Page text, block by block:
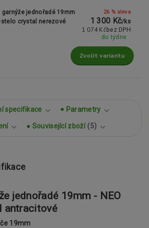
garnýže jednořadé 19mm
crystal nerezové
26 % sleva
1 300 Kč/ks
1 074 Kč bez DPH
do týdne
Zvolit variantu
specifikace Parametry
Související zboží 5
jednořadé 19mm - NEO
antracitové
19mm